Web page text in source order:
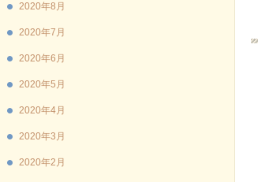
2020年8月
2020年7月
2020年6月
2020年5月
2020年4月
2020年3月
2020年2月